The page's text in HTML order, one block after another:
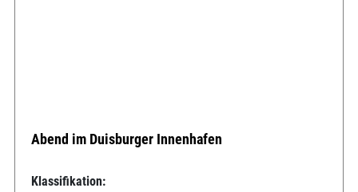
Abend im Duisburger Innenhafen
Klassifikation: